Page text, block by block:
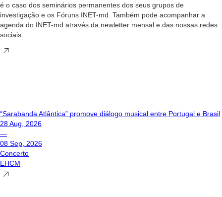
é o caso dos seminários permanentes dos seus grupos de
investigação e os Fóruns INET-md. Também pode acompanhar a
agenda do INET-md através da newletter mensal e das nossas redes
sociais.
“Sarabanda Atlântica” promove diálogo musical entre Portugal e Brasil
28 Aug, 2026
—
08 Sep, 2026
Concerto
EHCM